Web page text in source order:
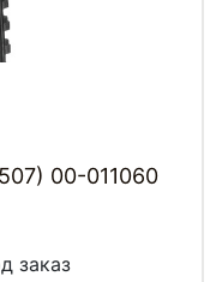
заказ